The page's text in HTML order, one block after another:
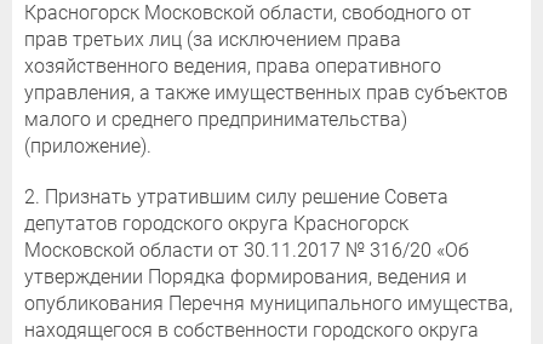
Красногорск Московской области, свободного от
прав третьих лиц (за исключением права
хозяйственного ведения, права оперативного
управления, а также имущественных прав субъектов
малого и среднего предпринимательства)
(приложение).
2. Признать утратившим силу решение Совета
депутатов городского округа Красногорск
Московской области от 30.11.2017 № 316/20 «Об
утверждении Порядка формирования, ведения и
опубликования Перечня муниципального имущества,
находящегося в собственности городского округа